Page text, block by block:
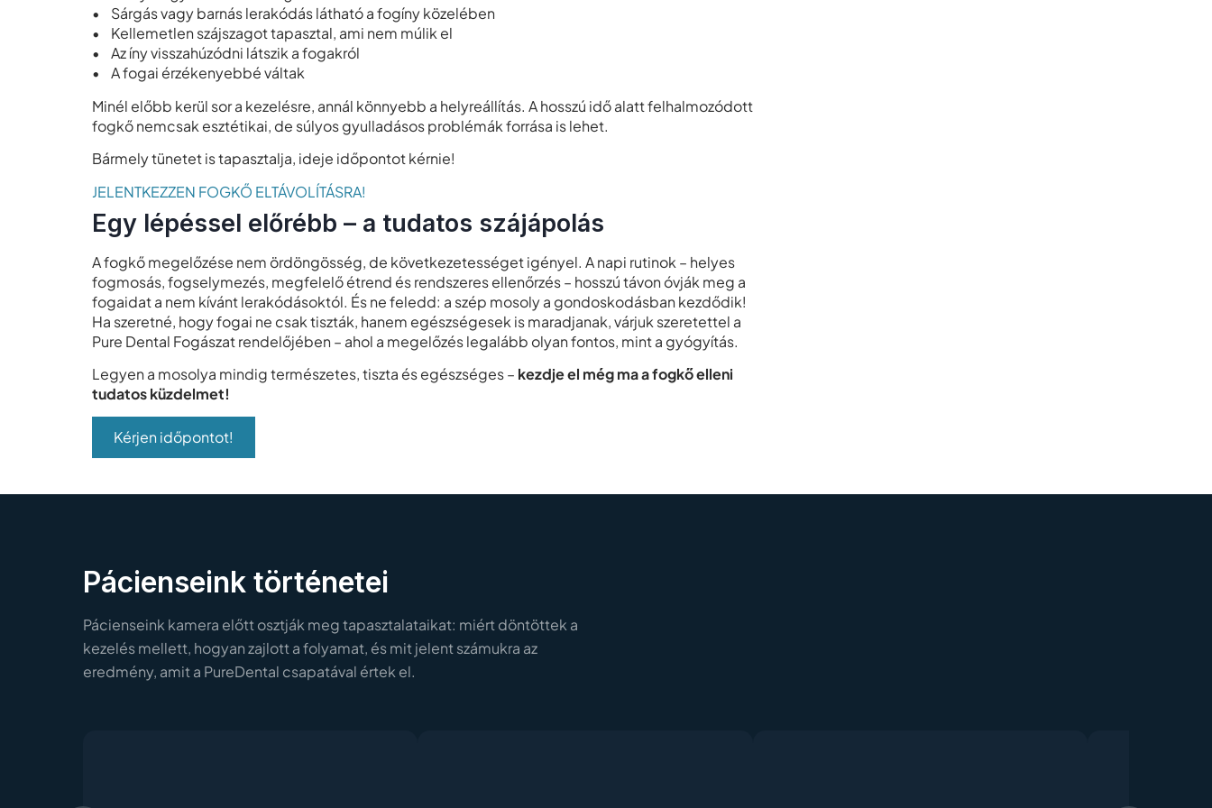
• Sárgás vagy barnás lerakódás látható a fogíny közelében
• Kellemetlen szájszagot tapasztal, ami nem múlik el
• Az íny visszahúzódni látszik a fogakról
• A fogai érzékenyebbé váltak
Minél előbb kerül sor a kezelésre, annál könnyebb a helyreállítás. A hosszú idő alatt felhalmozódott
fogkő nemcsak esztétikai, de súlyos gyulladásos problémák forrása is lehet.
Bármely tünetet is tapasztalja, ideje időpontot kérnie!
JELENTKEZZEN FOGKŐ ELTÁVOLÍTÁSRA!
Egy lépéssel előrébb – a tudatos szájápolás
A fogkő megelőzése nem ördöngösség, de következetességet igényel. A napi rutinok – helyes
fogmosás, fogselymezés, megfelelő étrend és rendszeres ellenőrzés – hosszú távon óvják meg a
fogaidat a nem kívánt lerakódásoktól. És ne feledd: a szép mosoly a gondoskodásban kezdődik!
Ha szeretné, hogy fogai ne csak tiszták, hanem egészségesek is maradjanak, várjuk szeretettel a
Pure Dental Fogászat rendelőjében – ahol a megelőzés legalább olyan fontos, mint a gyógyítás.
Legyen a mosolya mindig természetes, tiszta és egészséges – kezdje el még ma a fogkő elleni
tudatos küzdelmet!
Kérjen időpontot!
Pácienseink történetei
Pácienseink kamera előtt osztják meg tapasztalataikat: miért döntöttek a
kezelés mellett, hogyan zajlott a folyamat, és mit jelent számukra az
eredmény, amit a PureDental csapatával értek el.